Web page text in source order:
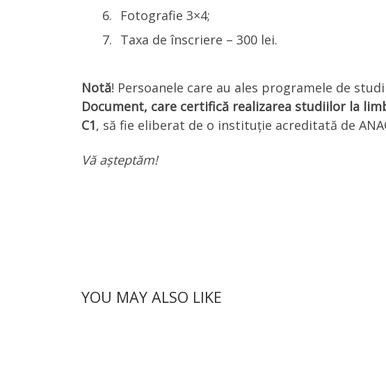
Fotografie 3×4;
Taxa de înscriere – 300 lei.
Notă! Persoanele care au ales programele de
Document, care certifică realizarea studiilor la
C1, să fie eliberat de o instituție acreditată de
Vă așteptăm!
YOU MAY ALSO LIKE